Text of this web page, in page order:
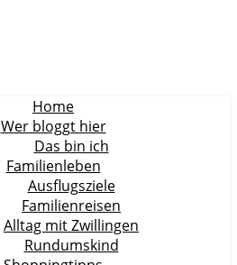
Home
Wer bloggt hier
Das bin ich
Familienleben
Ausflugsziele
Familienreisen
Alltag mit Zwillingen
Rundumskind